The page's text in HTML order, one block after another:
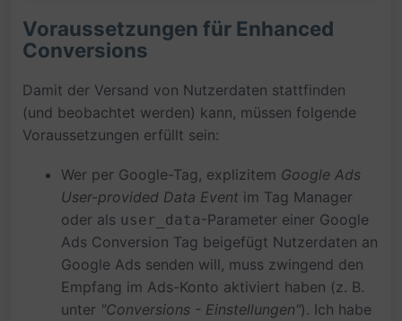
Voraussetzungen für Enhanced
Conversions
Damit der Versand von Nutzerdaten stattfinden
(und beobachtet werden) kann, müssen folgende
Voraussetzungen erfüllt sein:
Wer per Google-Tag, explizitem Google Ads
User-provided Data Event im Tag Manager
oder als user_data-Parameter einer Google
Ads Conversion Tag beigefügt Nutzerdaten an
Google Ads senden will, muss zwingend den
Empfang im Ads-Konto aktiviert haben (z. B.
unter "Conversions - Einstellungen"). Ich habe